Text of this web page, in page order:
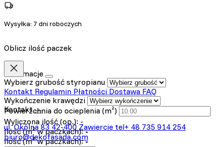
Wysyłka: 7 dni roboczych
Oblicz ilość paczek
Wybierz grubość styropianu
Wykończenie krawędzi
Powierzchnia do ocieplenia (m²)
Wyliczona ilość (op.): -
Ilość (m² w paczkach): -
Ilość (m³ w paczkach): -
Informacje
Kontakt Regulamin Płatności Dostawa FAQ
Kontakt
ul. Okólna 8342-400 Zawiercie tel+ 48 735 914 254
biuro@dekofasada.com